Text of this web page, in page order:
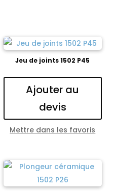
Jeu de joints 1502 P45
Ajouter au
devis
Mettre dans les favoris